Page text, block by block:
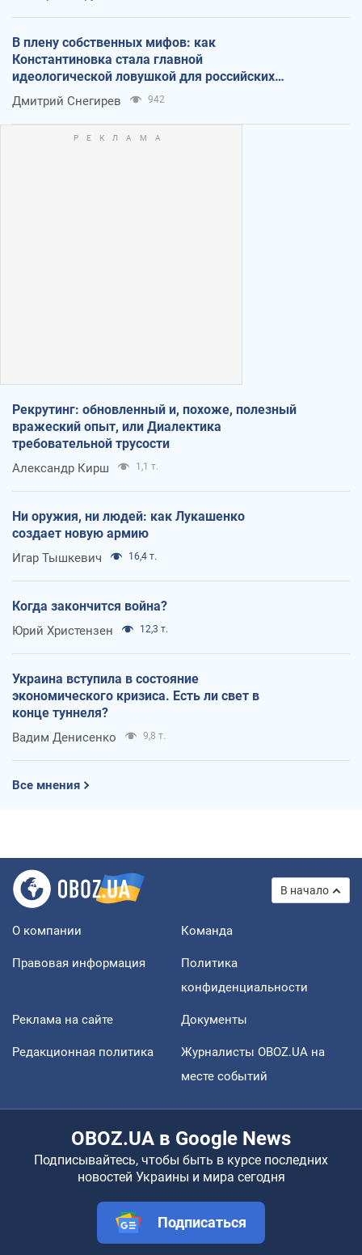
В плену собственных мифов: как
Константиновка стала главной
идеологической ловушкой для российских
оккупантов
Дмитрий Снегирев 942
Рекрутинг: обновленный и, похоже, полезный
вражеский опыт, или Диалектика
требовательной трусости
Александр Кирш 1,1 т.
Ни оружия, ни людей: как Лукашенко
создает новую армию
Игар Тышкевич 16,4 т.
Когда закончится война?
Юрий Христензен 12,3 т.
Украина вступила в состояние
экономического кризиса. Есть ли свет в
конце туннеля?
Вадим Денисенко 9,8 т.
Все мнения
В начало
О компании Команда
Правовая информация
Политика
конфиденциальности
Реклама на сайте Документы
Редакционная политика
Журналисты OBOZ.UA на
месте событий
OBOZ.UA в Google News
Подписывайтесь, чтобы быть в курсе последних
новостей Украины и мира сегодня
Подписаться